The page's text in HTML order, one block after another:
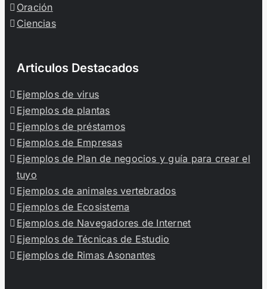
Oración
Ciencias
Articulos Destacados
Ejemplos de virus
Ejemplos de plantas
Ejemplos de préstamos
Ejemplos de Empresas
Ejemplos de Plan de negocios y guía para crear el
tuyo
Ejemplos de animales vertebrados
Ejemplos de Ecosistema
Ejemplos de Navegadores de Internet
Ejemplos de Técnicas de Estudio
Ejemplos de Rimas Asonantes